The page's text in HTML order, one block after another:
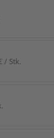
/ Stk.